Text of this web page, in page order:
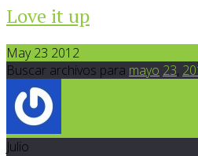
Love it up
May 23 2012
Buscar archivos para mayo 23,
Julio